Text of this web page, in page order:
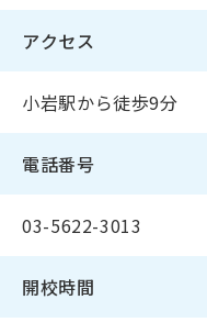
アクセス
小岩駅から徒歩9分
電話番号
03-5622-3013
開校時間